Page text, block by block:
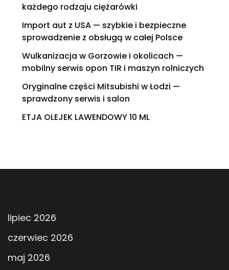
każdego rodzaju ciężarówki
Import aut z USA — szybkie i bezpieczne
sprowadzenie z obsługą w całej Polsce
Wulkanizacja w Gorzowie i okolicach —
mobilny serwis opon TIR i maszyn rolniczych
Oryginalne części Mitsubishi w Łodzi —
sprawdzony serwis i salon
ETJA OLEJEK LAWENDOWY 10 ML
lipiec 2026
czerwiec 2026
maj 2026